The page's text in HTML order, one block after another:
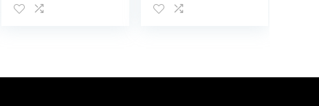
murales, lustres